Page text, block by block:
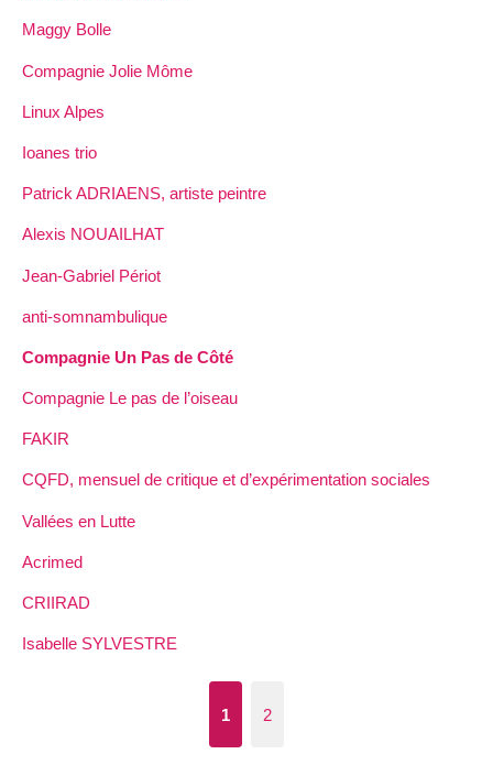
Maggy Bolle
Compagnie Jolie Môme
Linux Alpes
Ioanes trio
Patrick ADRIAENS, artiste peintre
Alexis NOUAILHAT
Jean-Gabriel Périot
anti-somnambulique
Compagnie Un Pas de Côté
Compagnie Le pas de l’oiseau
FAKIR
CQFD, mensuel de critique et d’expérimentation sociales
Vallées en Lutte
Acrimed
CRIIRAD
Isabelle SYLVESTRE
1 2